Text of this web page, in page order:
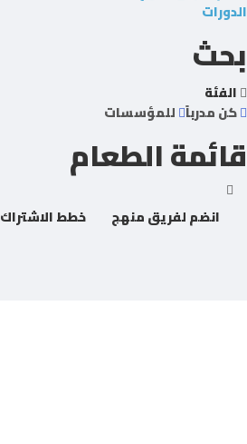
الدورات
بحث
الفئة
كن مدرباً للمؤسسات
قائمة الطعام
خطط الاشتراك
انضم لفريق منهج